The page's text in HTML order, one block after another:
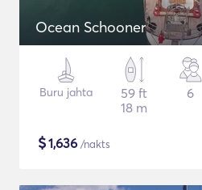
Ocean Schooner
Buru jahta
59 ft
18 m
6
$1,636 /nakts